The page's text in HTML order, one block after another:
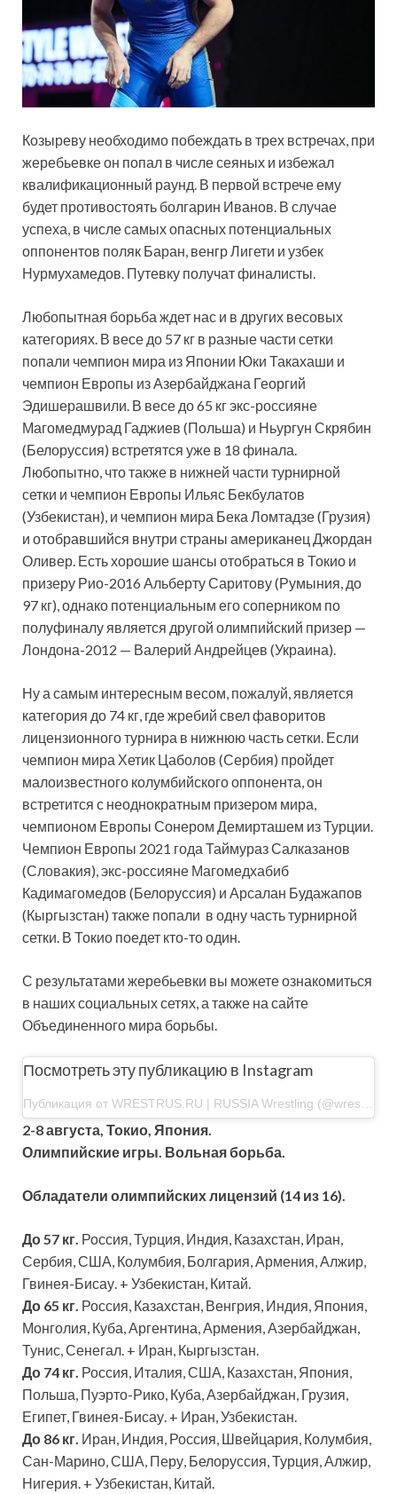
Козыреву необходимо побеждать в трех встречах, при
жеребьевке он попал в числе сеяных и избежал
квалификационный раунд. В первой встрече ему
будет противостоять болгарин Иванов. В случае
успеха, в числе самых опасных потенциальных
оппонентов поляк Баран, венгр Лигети и узбек
Нурмухамедов. Путевку получат финалисты.
Любопытная борьба ждет нас и в других весовых
категориях. В весе до 57 кг в разные части сетки
попали чемпион мира из Японии Юки Такахаши и
чемпион Европы из Азербайджана Георгий
Эдишерашвили. В весе до 65 кг экс-россияне
Магомедмурад Гаджиев (Польша) и Ньургун Скрябин
(Белоруссия) встретятся уже в 18 финала.
Любопытно, что также в нижней части турнирной
сетки и чемпион Европы Ильяс Бекбулатов
(Узбекистан), и чемпион мира Бека Ломтадзе (Грузия)
и отобравшийся внутри страны американец Джордан
Оливер. Есть хорошие шансы отобраться в Токио и
призеру Рио-2016 Альберту Саритову (Румыния, до
97 кг), однако потенциальным его соперником по
полуфиналу является другой олимпийский призер —
Лондона-2012 — Валерий Андрейцев (Украина).
Ну а самым интересным весом, пожалуй, является
категория до 74 кг, где жребий свел фаворитов
лицензионного турнира в нижнюю часть сетки. Если
чемпион мира Хетик Цаболов (Сербия) пройдет
малоизвестного колумбийского оппонента, он
встретится с неоднократным призером мира,
чемпионом Европы Сонером Демирташем из Турции.
Чемпион Европы 2021 года Таймураз Салказанов
(Словакия), экс-россияне Магомедхабиб
Кадимагомедов (Белоруссия) и Арсалан Будажапов
(Кыргызстан) также попали в одну часть турнирной
сетки. В Токио поедет кто-то один.
С результатами жеребьевки вы можете ознакомиться
в наших социальных сетях, а также на сайте
Объединенного мира борьбы.
Посмотреть эту публикацию в Instagram
2-8 августа, Токио, Япония.
Олимпийские игры. Вольная борьба.
Обладатели олимпийских лицензий (14 из 16).
До 57 кг. Россия, Турция, Индия, Казахстан, Иран,
Сербия, США, Колумбия, Болгария, Армения, Алжир,
Гвинея-Бисау. + Узбекистан, Китай.
До 65 кг. Россия, Казахстан, Венгрия, Индия, Япония,
Монголия, Куба, Аргентина, Армения, Азербайджан,
Тунис, Сенегал. + Иран, Кыргызстан.
До 74 кг. Россия, Италия, США, Казахстан, Япония,
Польша, Пуэрто-Рико, Куба, Азербайджан, Грузия,
Египет, Гвинея-Бисау. + Иран, Узбекистан.
До 86 кг. Иран, Индия, Россия, Швейцария, Колумбия,
Сан-Марино, США, Перу, Белоруссия, Турция, Алжир,
Нигерия. + Узбекистан, Китай.